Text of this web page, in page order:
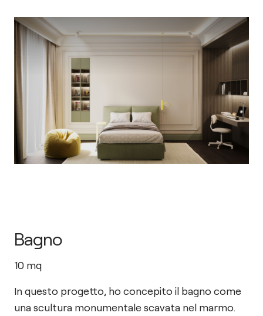
Bagno
10 mq
In questo progetto, ho concepito il bagno come
una scultura monumentale scavata nel marmo.